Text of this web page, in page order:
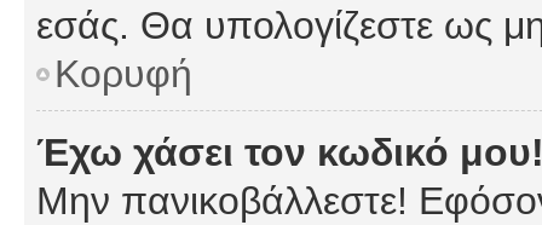
εσάς. Θα υπολογίζεστε ως
Κορυφή
Έχω χάσει τον κωδικό
Μην πανικοβάλλεστε!